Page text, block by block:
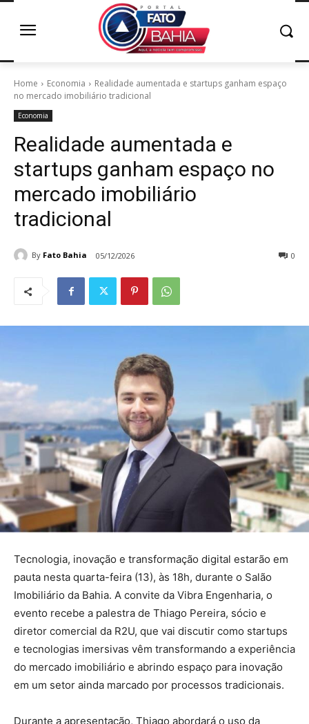
Home Economia
Realidade aumentada e startups ganham espaço
no mercado imobiliário tradicional
Economia
Realidade aumentada e
startups ganham espaço no
mercado imobiliário
tradicional
By Fato Bahia 05/12/2026 0
Tecnologia, inovação e transformação digital estarão em
pauta nesta quarta-feira (13), às 18h, durante o Salão
Imobiliário da Bahia. A convite da Vibra Engenharia, o
evento recebe a palestra de Thiago Pereira, sócio e
diretor comercial da R2U, que vai discutir como startups
e tecnologias imersivas vêm transformando a experiência
do mercado imobiliário e abrindo espaço para inovação
em um setor ainda marcado por processos tradicionais.
Durante a apresentação, Thiago abordará o uso da